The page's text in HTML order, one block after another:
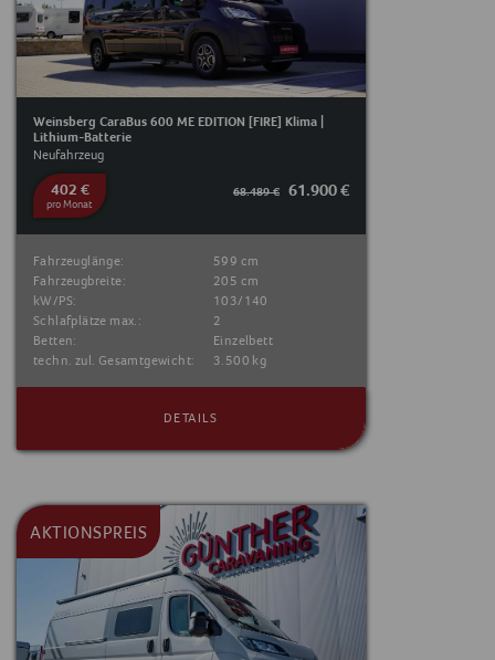
Weinsberg CaraBus 600 ME EDITION [FIRE] Klima |
Lithium-Batterie
Neufahrzeug
402 €
pro Monat
61.900 €
68.489 €
Fahrzeuglänge:
599 cm
Fahrzeugbreite:
205 cm
kW/PS:
103/140
Schlafplätze max.:
2
Betten:
Einzelbett
techn. zul. Gesamtgewicht:
3.500 kg
DETAILS
AKTIONSPREIS